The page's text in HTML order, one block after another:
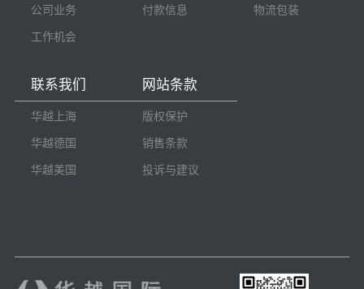
公司业务
工作机会
付款信息 物流包装
联系我们
华越上海
华越德国
华越美国
网站条款
版权保护
销售条款
投诉与建议